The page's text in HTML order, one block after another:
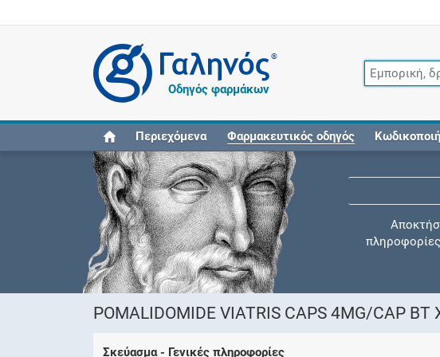
®
Οδηγός φαρμάκων
Περιεχόμενα Φαρμακευτικός οδηγός
POMALIDOMIDE VIATRIS CAPS 4MG/CAP
Σκεύασμα - Γενικές πληροφορίες